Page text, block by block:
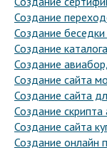
Создание
Создание
Создание
Создание
Создание сайта
Создание сайта
Создание
Создание сайта
Создание онлайн